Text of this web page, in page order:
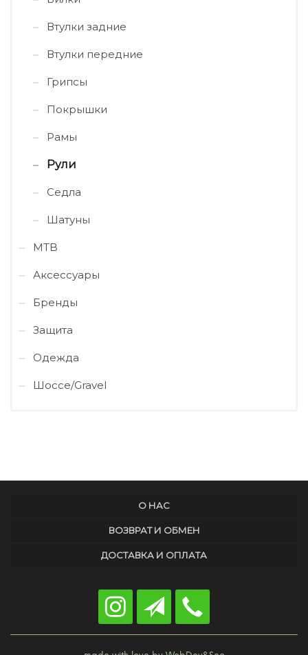
Втулки задние
Втулки передние
Грипсы
Покрышки
Рамы
Рули
Седла
Шатуны
MTB
Аксессуары
Бренды
Защита
Одежда
Шоссе/Gravel
О НАС
ВОЗВРАТ И ОБМЕН
ДОСТАВКА И ОПЛАТА